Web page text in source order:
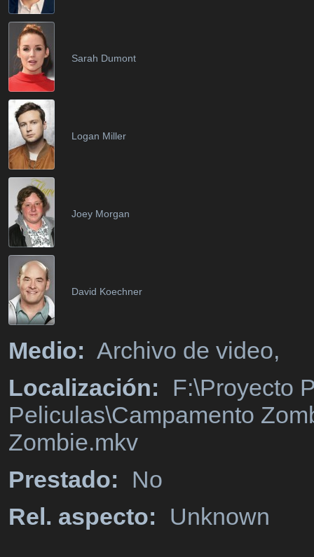
Sarah Dumont
Logan Miller
Joey Morgan
David Koechner
Medio: Archivo de video,
Localización:
F:\Proyecto
Peliculas\Campamento
Zombie.mkv
Prestado:
No
Rel. aspecto:
Unknown